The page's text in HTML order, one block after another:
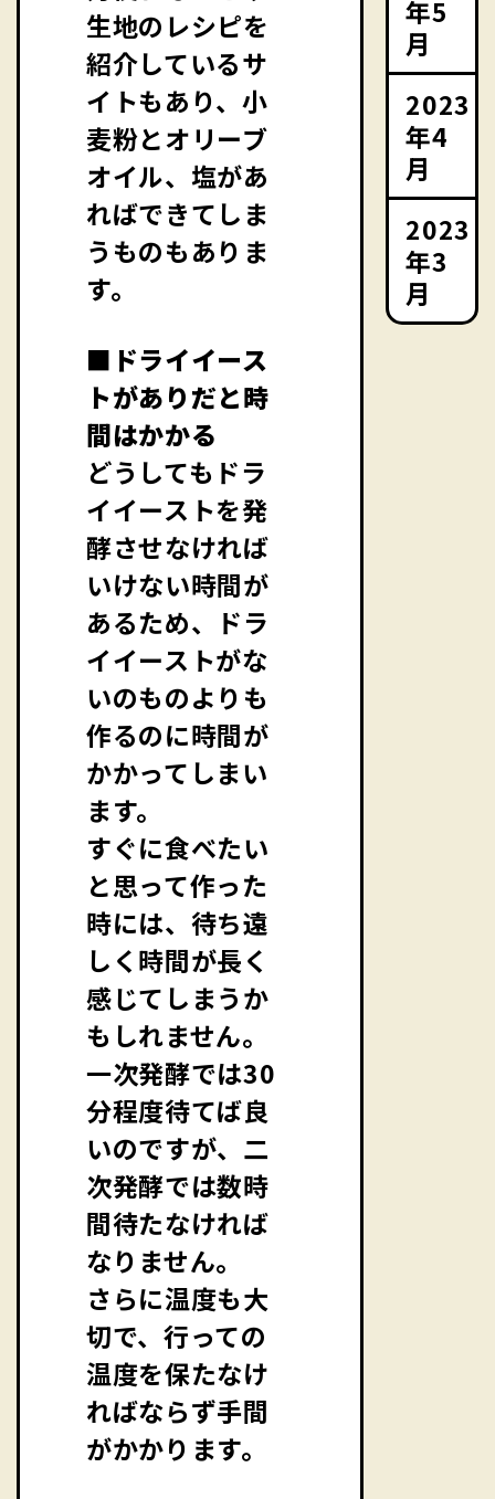
生地のレシピを
紹介しているサ
イトもあり、小
麦粉とオリーブ
オイル、塩があ
ればできてしま
うものもありま
す。
■ドライイース
トがありだと時
間はかかる
どうしてもドラ
イイーストを発
酵させなければ
いけない時間が
あるため、ドラ
イイーストがな
いのものよりも
作るのに時間が
かかってしまい
ます。
すぐに食べたい
と思って作った
時には、待ち遠
しく時間が長く
感じてしまうか
もしれません。
一次発酵では30
分程度待てば良
いのですが、二
次発酵では数時
間待たなければ
なりません。
さらに温度も大
切で、行っての
温度を保たなけ
ればならず手間
がかかります。
年5
月
2023
年4
月
2023
年3
月